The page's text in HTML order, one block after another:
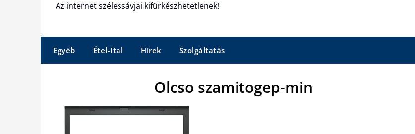
Az internet szélessávjai kifürkészhetetlenek!
Egyéb Étel-Ital Hírek Szolgáltatás
Olcso szamitogep-min